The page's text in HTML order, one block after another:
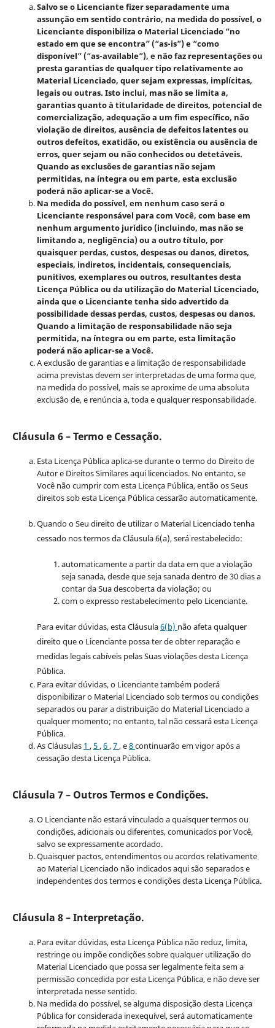
Salvo se o Licenciante fizer separadamente uma
assunção em sentido contrário, na medida do possível, o
Licenciante disponibiliza o Material Licenciado “no
estado em que se encontra” (“as-is”) e “como
disponível” (“as-available”), e não faz representações ou
presta garantias de qualquer tipo relativamente ao
Material Licenciado, quer sejam expressas, implícitas,
legais ou outras. Isto inclui, mas não se limita a,
garantias quanto à titularidade de direitos, potencial de
comercialização, adequação a um fim específico, não
violação de direitos, ausência de defeitos latentes ou
outros defeitos, exatidão, ou existência ou ausência de
erros, quer sejam ou não conhecidos ou detetáveis.
Quando as exclusões de garantias não sejam
permitidas, na íntegra ou em parte, esta exclusão
poderá não aplicar-se a Você.
Na medida do possível, em nenhum caso será o
Licenciante responsável para com Você, com base em
nenhum argumento jurídico (incluindo, mas não se
limitando a, negligência) ou a outro título, por
quaisquer perdas, custos, despesas ou danos, diretos,
especiais, indiretos, incidentais, consequenciais,
punitivos, exemplares ou outros, resultantes desta
Licença Pública ou da utilização do Material Licenciado,
ainda que o Licenciante tenha sido advertido da
possibilidade dessas perdas, custos, despesas ou danos.
Quando a limitação de responsabilidade não seja
permitida, na íntegra ou em parte, esta limitação
poderá não aplicar-se a Você.
A exclusão de garantias e a limitação de responsabilidade
acima previstas devem ser interpretadas de uma forma que,
na medida do possível, mais se aproxime de uma absoluta
exclusão de, e renúncia a, toda e qualquer responsabilidade.
Cláusula 6 – Termo e Cessação.
Esta Licença Pública aplica-se durante o termo do Direito de
Autor e Direitos Similares aqui licenciados. No entanto, se
Você não cumprir com esta Licença Pública, então os Seus
direitos sob esta Licença Pública cessarão automaticamente.
Quando o Seu direito de utilizar o Material Licenciado tenha
cessado nos termos da Cláusula 6(a), será restabelecido:
automaticamente a partir da data em que a violação
seja sanada, desde que seja sanada dentro de 30 dias a
contar da Sua descoberta da violação; ou
com o expresso restabelecimento pelo Licenciante.
Para evitar dúvidas, esta Cláusula6(b) não afeta qualquer
direito que o Licenciante possa ter de obter reparação e
medidas legais cabíveis pelas Suas violações desta Licença
Pública.
Para evitar dúvidas, o Licenciante também poderá
disponibilizar o Material Licenciado sob termos ou condições
separados ou parar a distribuição do Material Licenciado a
qualquer momento; no entanto, tal não cessará esta Licença
Pública.
As Cláusulas 1 ,5,6,7, e8continuarão em vigor após a
cessação desta Licença Pública.
Cláusula 7 – Outros Termos e Condições.
O Licenciante não estará vinculado a quaisquer termos ou
condições, adicionais ou diferentes, comunicados por Você,
salvo se expressamente acordado.
Quaisquer pactos, entendimentos ou acordos relativamente
ao Material Licenciado não indicados aqui são separados e
independentes dos termos e condições desta Licença Pública.
Cláusula 8 – Interpretação.
Para evitar dúvidas, esta Licença Pública não reduz, limita,
restringe ou impõe condições sobre qualquer utilização do
Material Licenciado que possa ser legalmente feita sem a
permissão concedida por esta Licença Pública, e não deve ser
interpretada nesse sentido.
Na medida do possível, se alguma disposição desta Licença
Pública for considerada inexequível, será automaticamente